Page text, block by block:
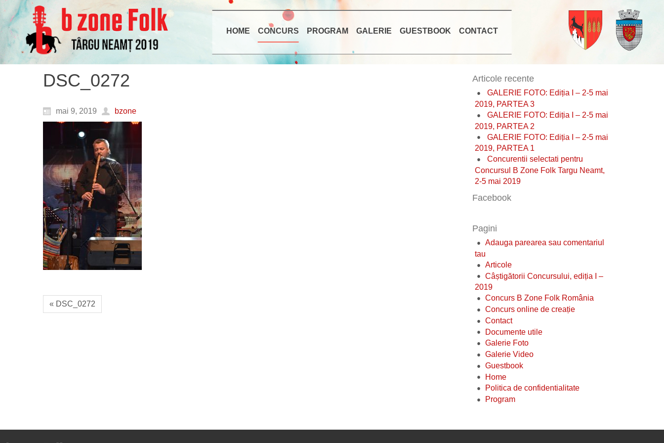
HOME CONCURS PROGRAM GALERIE GUESTBOOK CONTACT
DSC_0272
mai 9, 2019 bzone
« DSC_0272
Articole recente
GALERIE FOTO: Ediția I – 2-5 mai
2019, PARTEA 3
GALERIE FOTO: Ediția I – 2-5 mai
2019, PARTEA 2
GALERIE FOTO: Ediția I – 2-5 mai
2019, PARTEA 1
Concurentii selectati pentru
Concursul B Zone Folk Targu Neamt,
2-5 mai 2019
Facebook
Pagini
Adauga parearea sau comentariul
tau
Articole
Câștigătorii Concursului, ediția I –
2019
Concurs B Zone Folk România
Concurs online de creație
Contact
Documente utile
Galerie Foto
Galerie Video
Guestbook
Home
Politica de confidentialitate
Program